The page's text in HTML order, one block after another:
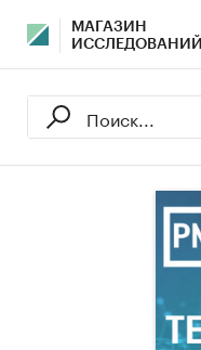
МАГАЗИН
ИССЛЕДОВАНИЙ